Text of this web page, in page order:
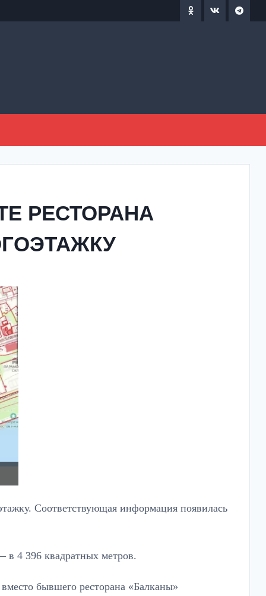
РЕСТОРАНА
Соответствующая информация появилась
4 396 квадратных метров.
бывшего ресторана «Балканы»